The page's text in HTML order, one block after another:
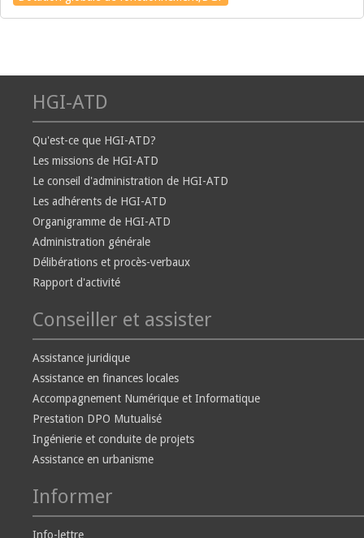
HGI-ATD
Qu'est-ce que HGI-ATD?
Les missions de HGI-ATD
Le conseil d'administration de HGI-ATD
Les adhérents de HGI-ATD
Organigramme de HGI-ATD
Administration générale
Délibérations et procès-verbaux
Rapport d'activité
Conseiller et assister
Assistance juridique
Assistance en finances locales
Accompagnement Numérique et Informatique
Prestation DPO Mutualisé
Ingénierie et conduite de projets
Assistance en urbanisme
Informer
Info-lettre